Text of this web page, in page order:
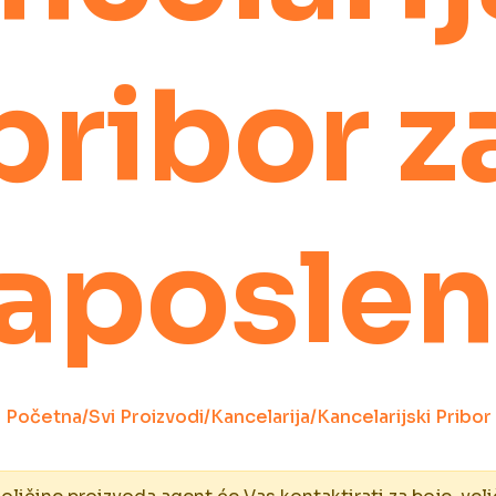
Početna/Svi Proizvodi/Kancelarija/Kancelarijski Pribor